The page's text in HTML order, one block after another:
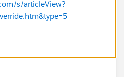
s/articleView?